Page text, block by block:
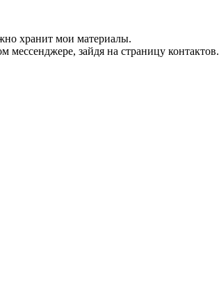
хранит мои материалы.
зайдя на страницу контактов.